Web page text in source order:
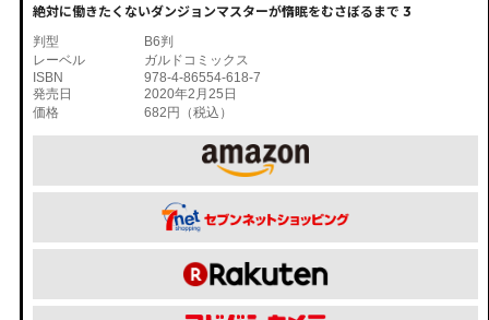
絶対に働きたくないダンジョンマスターが惰眠をむさぼるまで 3
判型
B6判
レーベル
ガルドコミックス
ISBN
978-4-86554-618-7
発売日
2020年2月25日
価格
682円（税込）